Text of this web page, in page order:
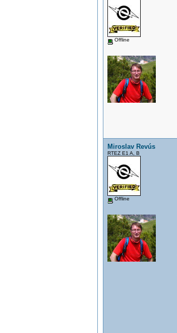
Offline
Miroslav Revús
RTEZ E1 A, B
Offline